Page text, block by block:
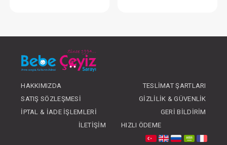
OLUNUZ
HAKKIMIZDA
TESLIMAT ŞARTLARI
SATIŞ SÖZLEŞMESI
GIZLILIK & GÜVENLIK
İPTAL & İADE İŞLEMLERI
GERI BILDIRIM
İLETIŞIM
HIZLI ÖDEME